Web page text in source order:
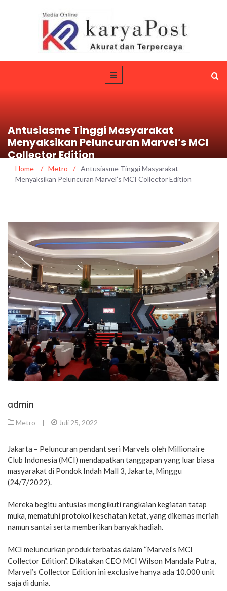
Antusiasme Tinggi Masyarakat
Menyaksikan Peluncuran Marvel’s MCI
Collector Edition
Home / Metro / Antusiasme Tinggi Masyarakat
Menyaksikan Peluncuran Marvel’s MCI Collector Edition
admin
Metro | Juli 25, 2022
Jakarta – Peluncuran pendant seri Marvels oleh Millionaire
Club Indonesia (MCI) mendapatkan tanggapan yang luar biasa
masyarakat di Pondok Indah Mall 3, Jakarta, Minggu
(24/7/2022).
Mereka begitu antusias mengikuti rangkaian kegiatan tatap
muka, mematuhi protokol kesehatan ketat, yang dikemas meriah
namun santai serta memberikan banyak hadiah.
MCI meluncurkan produk terbatas dalam “Marvel’s MCI
Collector Edition”. Dikatakan CEO MCI Wilson Mandala Putra,
Marvel’s Collector Edition ini exclusive hanya ada 10.000 unit
saja di dunia.